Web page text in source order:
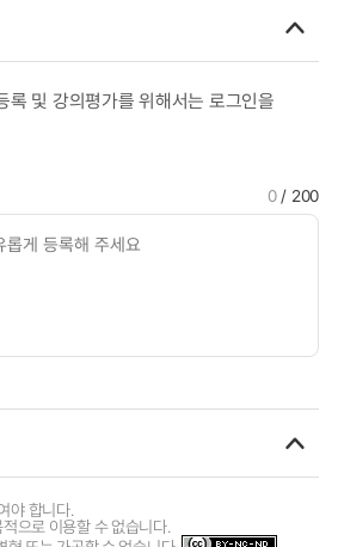
록 및 강의평가를 위해서는 로그인을
0/ 200
야 합니다.
으로 이용할 수 없습니다.